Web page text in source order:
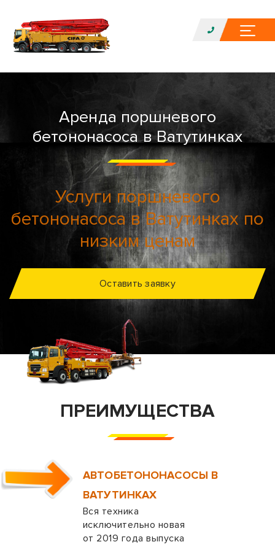
Аренда поршневого
бетононасоса в Ватутинках
Услуги поршневого
бетононасоса в Ватутинках по
низким ценам
Оставить заявку
ПРЕИМУЩЕСТВА
АВТОБЕТОНОНАСОСЫ В
ВАТУТИНКАХ
Вся техника
исключительно новая
от 2019 года выпуска